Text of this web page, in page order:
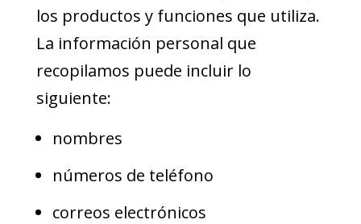
los productos y funciones que utiliza.
La información personal que
recopilamos puede incluir lo
siguiente:
nombres
números de teléfono
correos electrónicos